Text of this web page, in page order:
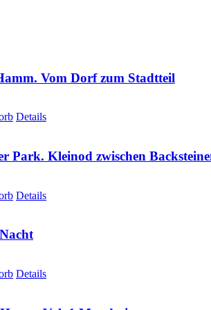
Vom Dorf zum Stadtteil
Details
Park. Kleinod zwischen
Details
Details